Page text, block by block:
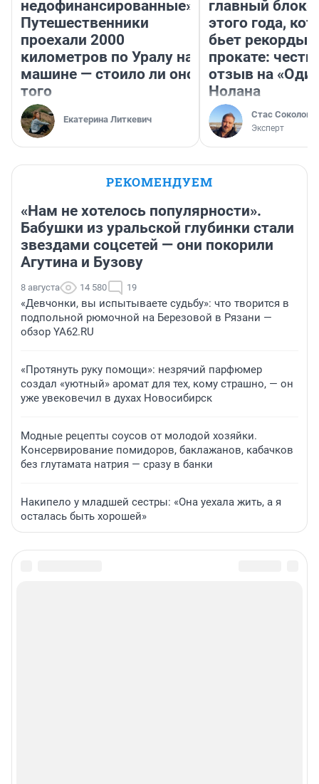
недофинансированные».
Путешественники
проехали 2000
километров по Уралу на
машине — стоило ли оно
того
Екатерина Литкевич
главный
этого года,
бьет рекорды в
прокате:
отзыв на
Нолана
Стас Соколов
Эксперт
РЕКОМЕНДУЕМ
«Нам не хотелось популярности».
Бабушки из уральской глубинки стали
звездами соцсетей — они покорили
Агутина и Бузову
8 августа 14 580 19
«Девчонки, вы испытываете судьбу»: что творится в
подпольной рюмочной на Березовой в Рязани —
обзор YA62.RU
«Протянуть руку помощи»: незрячий парфюмер
создал «уютный» аромат для тех, кому страшно, — он
уже увековечил в духах Новосибирск
Модные рецепты соусов от молодой хозяйки.
Консервирование помидоров, баклажанов, кабачков
без глутамата натрия — сразу в банки
Накипело у младшей сестры: «Она уехала жить, а я
осталась быть хорошей»